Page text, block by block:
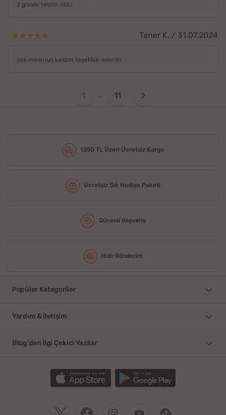
2 günde teslim oldu.
Taner K. / 31.07.2024
çok memnun kaldım teşekkür ederim
1 ... 11
1250 TL Üzeri Ücretsiz Kargo
Ücretsiz Şık Hediye Paketi
Güvenli Alışveriş
Hızlı Gönderim
Popüler Kategoriler
Yardım & İletişim
Blog'dan İlgi Çekici Yazılar